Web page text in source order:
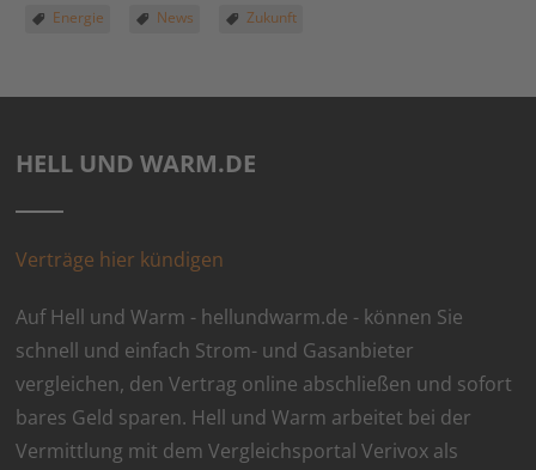
Energie News Zukunft
HELL UND WARM.DE
Verträge hier kündigen
Auf Hell und Warm - hellundwarm.de - können Sie
schnell und einfach Strom- und Gasanbieter
vergleichen, den Vertrag online abschließen und sofort
bares Geld sparen. Hell und Warm arbeitet bei der
Vermittlung mit dem Vergleichsportal Verivox als